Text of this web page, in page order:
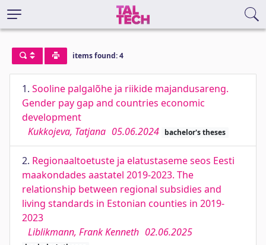
items found: 4
1. Sooline palgalõhe ja riikide majandusareng.
Gender pay gap and countries economic
development
Kukkojeva, Tatjana 05.06.2024 bachelor's theses
2. Regionaaltoetuste ja elatustaseme seos Eesti
maakondades aastatel 2019-2023. The
relationship between regional subsidies and
living standards in Estonian counties in 2019-
2023
Liblikmann, Frank Kenneth 02.06.2025